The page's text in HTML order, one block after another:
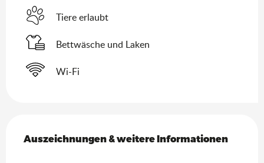
Tiere erlaubt
Bettwäsche und Laken
Wi-Fi
Auszeichnungen & weitere Informationen
Auszeichnungen & weitere Informationen